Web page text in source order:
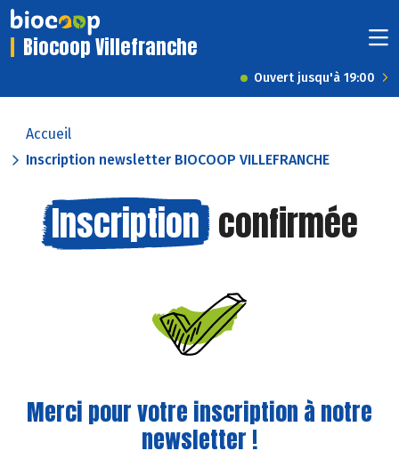
Biocoop Villefranche
Ouvert jusqu'à 19:00
Accueil
Inscription newsletter BIOCOOP VILLEFRANCHE
Inscription confirmée
Merci pour votre inscription à notre
newsletter !